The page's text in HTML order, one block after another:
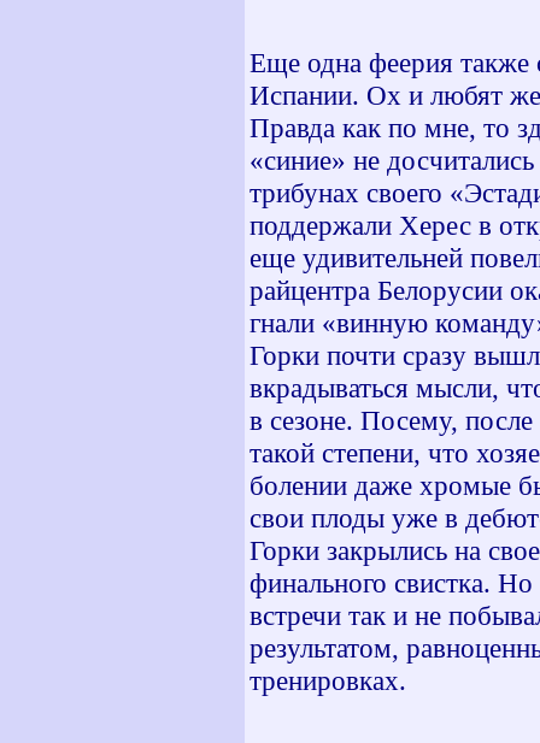
Еще одна феерия также
Испании. Ох и любят же
Правда как по мне, то
«синие» не
трибунах своего
поддержали Херес в
еще удивительней
райцентра Белорусии
гнали «винную
Горки почти сразу
вкрадываться мысли,
в сезоне. Посему,
такой степени, что
болении даже хромые
свои плоды уже в
Горки закрылись на
финального свистка.
встречи так и не
результатом,
тренировках.